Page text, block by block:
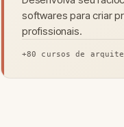
softwares para criar
profissionais.
+80 cursos de